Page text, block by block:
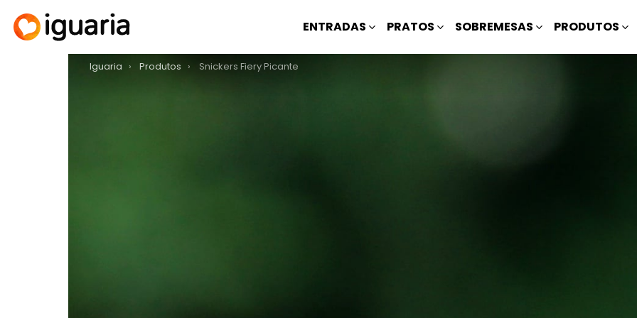
ENTRADAS PRATOS SOBREMESAS PRODUTOS
You are here:
Iguaria Produtos Snickers Fiery Picante